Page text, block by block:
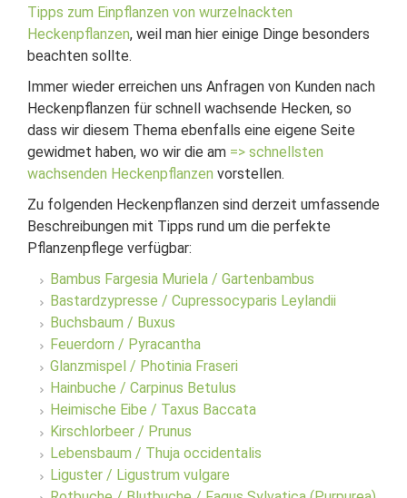
Tipps zum Einpflanzen von wurzelnackten
Heckenpflanzen, weil man hier einige Dinge besonders
beachten sollte.
Immer wieder erreichen uns Anfragen von Kunden nach
Heckenpflanzen für schnell wachsende Hecken, so
dass wir diesem Thema ebenfalls eine eigene Seite
gewidmet haben, wo wir die am => schnellsten
wachsenden Heckenpflanzen vorstellen.
Zu folgenden Heckenpflanzen sind derzeit umfassende
Beschreibungen mit Tipps rund um die perfekte
Pflanzenpflege verfügbar:
Bambus Fargesia Muriela / Gartenbambus
Bastardzypresse / Cupressocyparis Leylandii
Buchsbaum / Buxus
Feuerdorn / Pyracantha
Glanzmispel / Photinia Fraseri
Hainbuche / Carpinus Betulus
Heimische Eibe / Taxus Baccata
Kirschlorbeer / Prunus
Lebensbaum / Thuja occidentalis
Liguster / Ligustrum vulgare